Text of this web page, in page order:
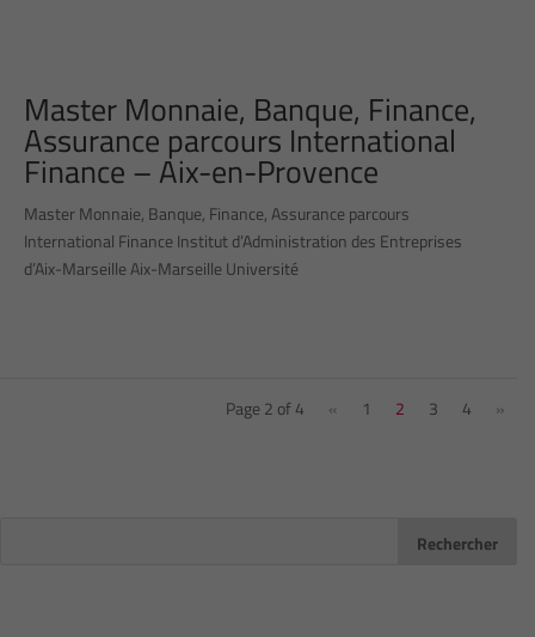
Master Monnaie, Banque, Finance,
Assurance parcours International
Finance – Aix-en-Provence
Master Monnaie, Banque, Finance, Assurance parcours
International Finance Institut d’Administration des Entreprises
d’Aix-Marseille Aix-Marseille Université
Page 2 of 4 « 1 2 3 4 »